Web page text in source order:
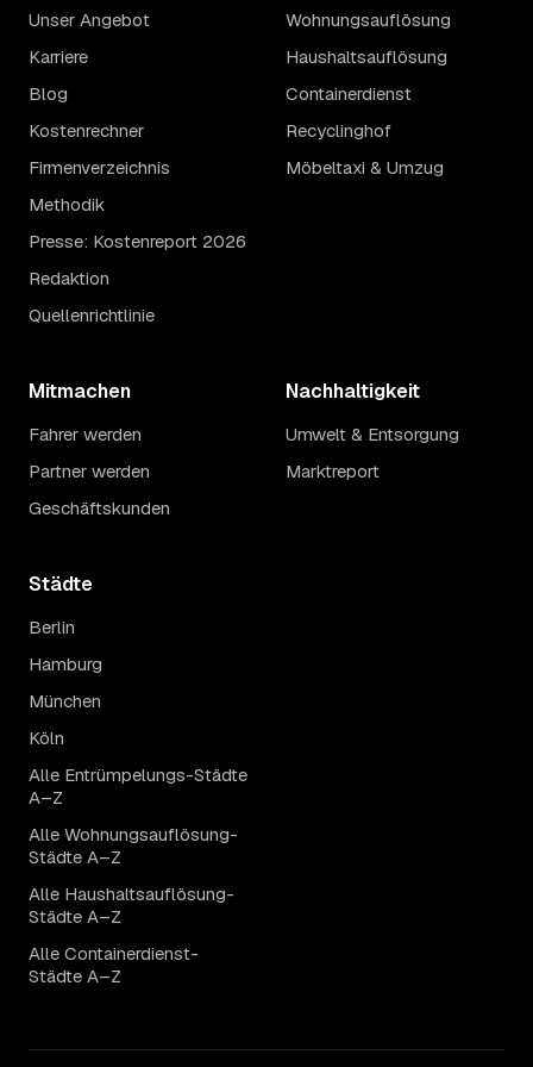
Unser Angebot
Karriere
Blog
Kostenrechner
Firmenverzeichnis
Methodik
Presse: Kostenreport 2026
Redaktion
Quellenrichtlinie
Wohnungsauflösung
Haushaltsauflösung
Containerdienst
Recyclinghof
Möbeltaxi & Umzug
Mitmachen
Fahrer werden
Partner werden
Geschäftskunden
Nachhaltigkeit
Umwelt & Entsorgung
Marktreport
Städte
Berlin
Hamburg
München
Köln
Alle Entrümpelungs-Städte
A–Z
Alle Wohnungsauflösung-
Städte A–Z
Alle Haushaltsauflösung-
Städte A–Z
Alle Containerdienst-
Städte A–Z